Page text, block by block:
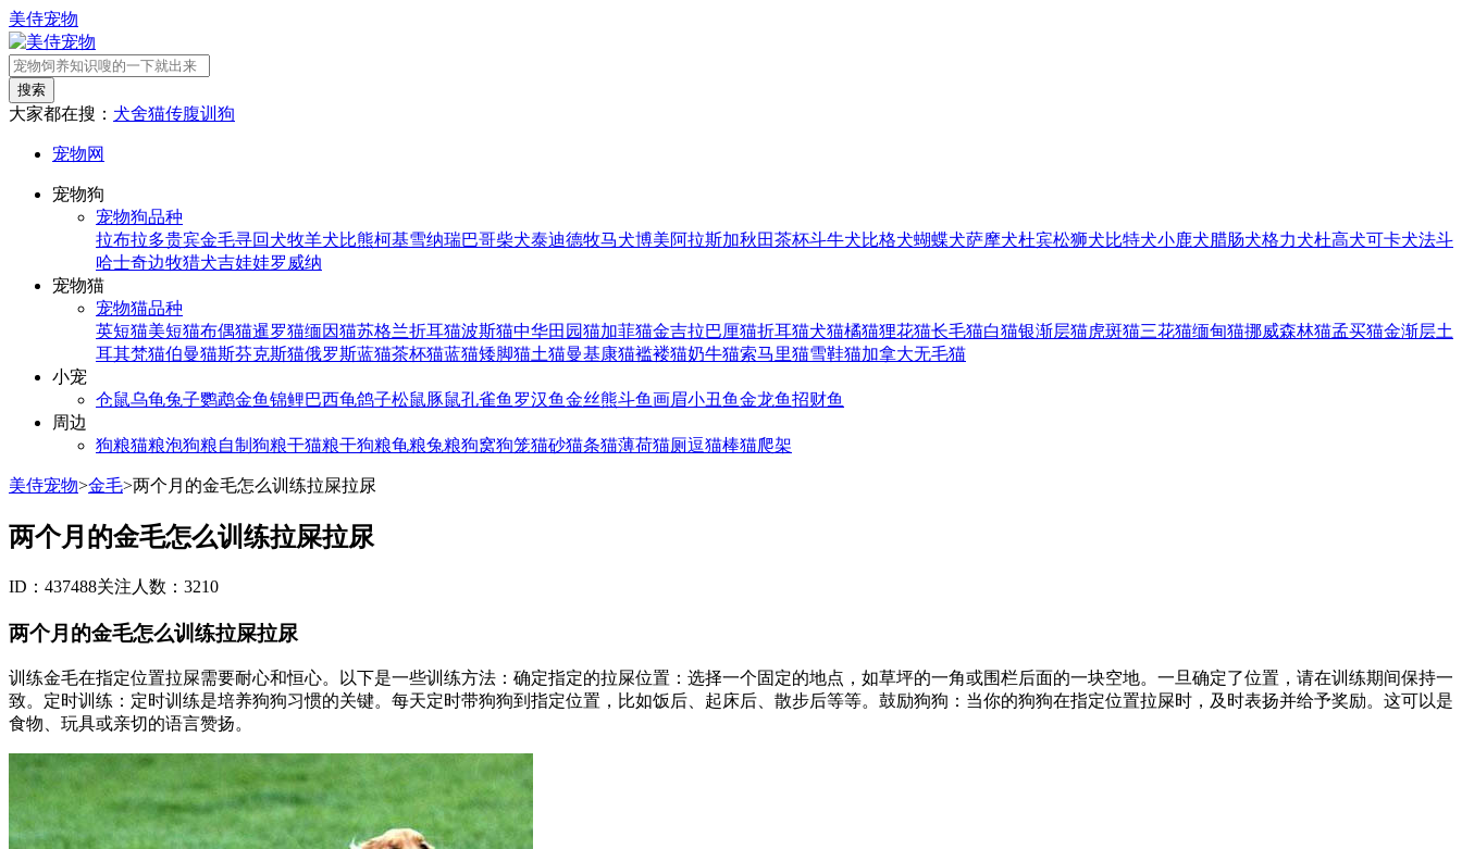
美侍宠物
搜索
大家都在搜： 犬舍猫传腹训狗
宠物网
宠物狗
宠物狗品种
拉布拉多贵宾金毛寻回犬牧羊犬比熊柯基雪纳瑞巴哥柴犬泰迪德牧马犬博美阿拉斯加秋田茶杯斗牛犬比格犬蝴蝶犬萨摩犬杜宾松狮犬比特犬小鹿犬腊肠犬格力犬杜高犬可卡犬法斗
哈士奇边牧猎犬吉娃娃罗威纳
宠物猫
宠物猫品种
英短猫美短猫布偶猫暹罗猫缅因猫苏格兰折耳猫波斯猫中华田园猫加菲猫金吉拉巴厘猫折耳猫犬猫橘猫狸花猫长毛猫白猫银渐层猫虎斑猫三花猫缅甸猫挪威森林猫孟买猫金渐层土
耳其梵猫伯曼猫斯芬克斯猫俄罗斯蓝猫茶杯猫蓝猫矮脚猫土猫曼基康猫褴褛猫奶牛猫索马里猫雪鞋猫加拿大无毛猫
小宠
仓鼠乌龟兔子鹦鹉金鱼锦鲤巴西龟鸽子松鼠豚鼠孔雀鱼 罗汉鱼金丝熊斗鱼画眉小丑鱼金龙鱼招财鱼
周边
狗粮猫粮泡狗粮自制狗粮干猫粮干狗粮龟粮兔粮狗窝狗笼猫砂猫条猫薄荷猫厕逗猫棒猫爬架
美侍宠物>金毛>两个月的金毛怎么训练拉屎拉尿
两个月的金毛怎么训练拉屎拉尿
ID：437488关注人数：3210
两个月的金毛怎么训练拉屎拉尿
训练金毛在指定位置拉屎需要耐心和恒心。以下是一些训练方法：确定指定的拉屎位置：选择一个固定的地点，如草坪的一角或围栏后面的一块空地。一旦确定了位置，请在训练期间保持一
致。定时训练：定时训练是培养狗狗习惯的关键。每天定时带狗狗到指定位置，比如饭后、起床后、散步后等等。鼓励狗狗：当你的狗狗在指定位置拉屎时，及时表扬并给予奖励。这可以是
食物、玩具或亲切的语言赞扬。